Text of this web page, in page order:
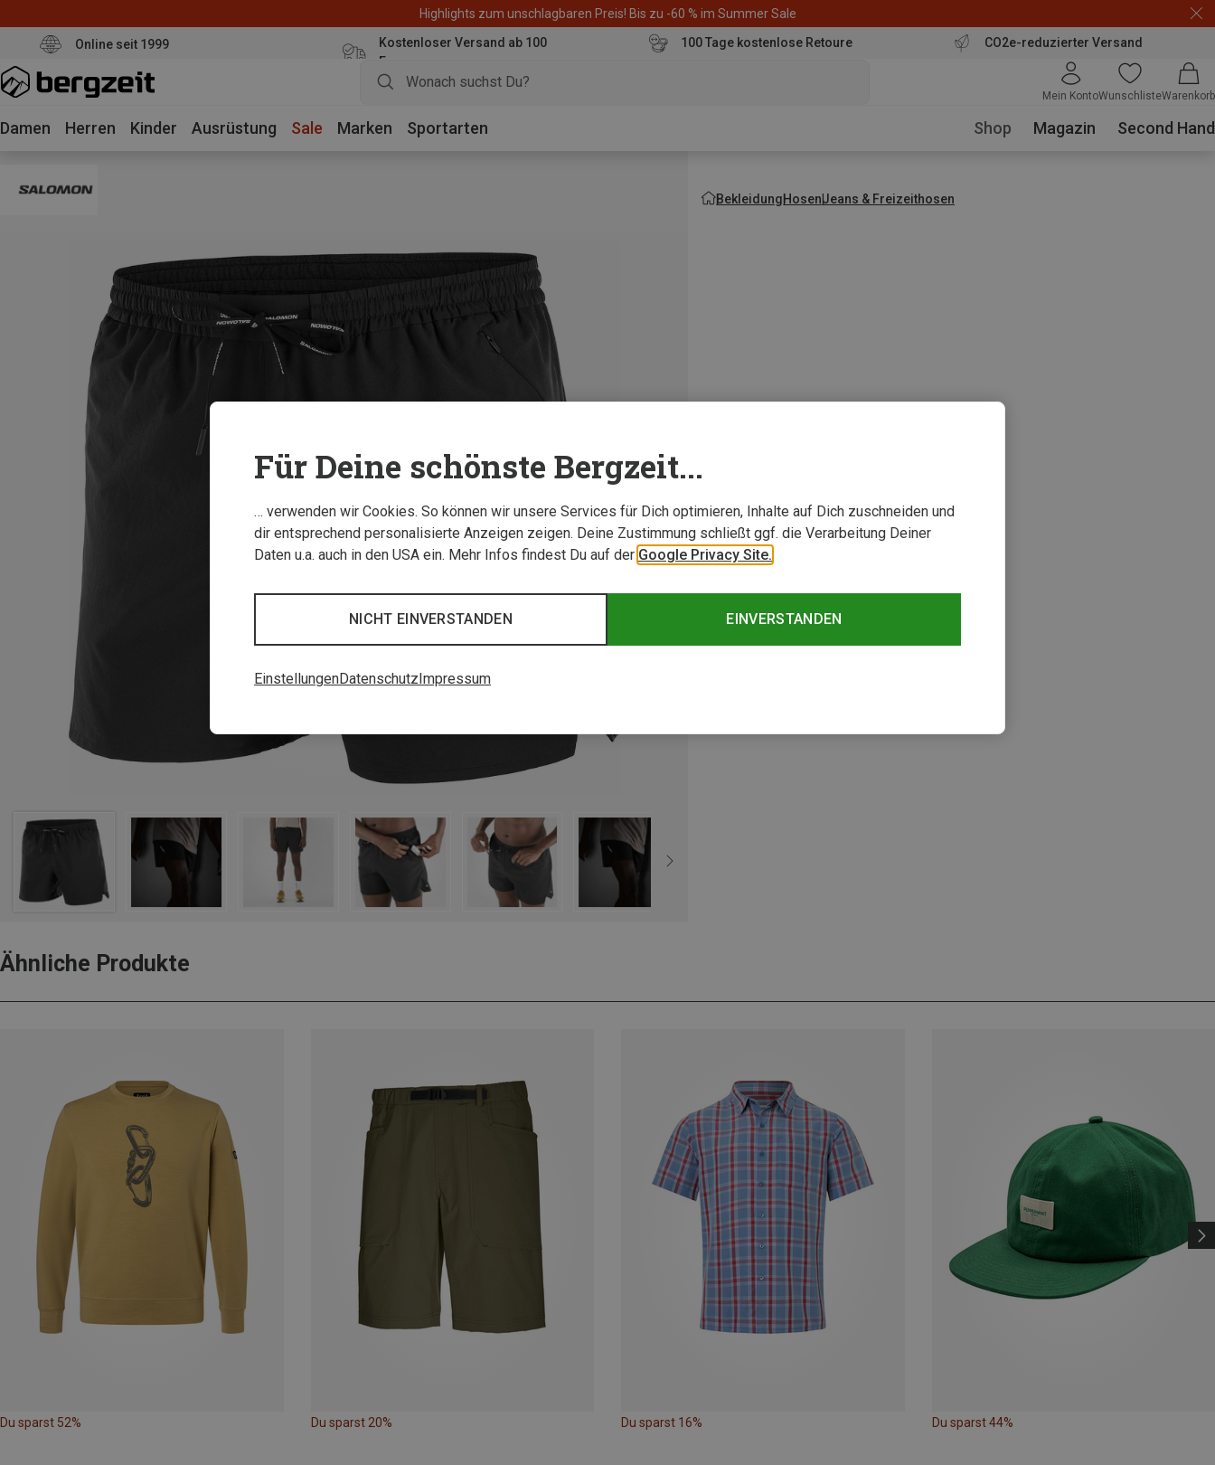
Highlights zum unschlagbaren Preis! Bis zu -60 % im Summer Sale
Online seit 1999
Kostenloser Versand ab 100
Euro
100 Tage kostenlose Retoure CO2e-reduzierter Versand
Mein KontoWunschlisteWarenkorb
Damen Herren Kinder Ausrüstung Sale Marken Sportarten Shop Magazin Second Hand
BekleidungHosenJeans & Freizeithosen
Ähnliche Produkte
Du sparst 52% Du sparst 20% Du sparst 16% Du sparst 44%
Für Deine schönste Bergzeit...
… verwenden wir Cookies. So können wir unsere Services für Dich optimieren, Inhalte auf Dich zuschneiden und
dir entsprechend personalisierte Anzeigen zeigen. Deine Zustimmung schließt ggf. die Verarbeitung Deiner
Daten u.a. auch in den USA ein. Mehr Infos findest Du auf der Google Privacy Site.
EINVERSTANDEN
NICHT EINVERSTANDEN
EinstellungenDatenschutzImpressum